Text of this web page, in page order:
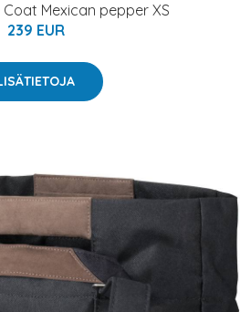
Mexican pepper XS
239 EUR